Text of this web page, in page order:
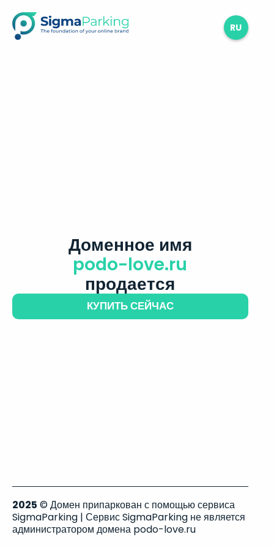
RU
Доменное имя
podo-love.ru
продается
КУПИТЬ СЕЙЧАС
2025 © Домен припаркован с помощью сервиса
SigmaParking | Сервис SigmaParking не является
администратором домена podo-love.ru